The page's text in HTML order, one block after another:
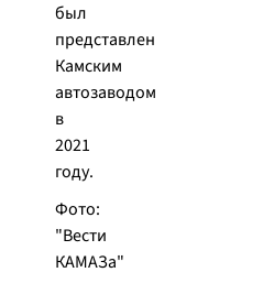
был
представлен
Камским
автозаводом
в
2021
году.
Фото:
"Вести
КАМАЗа"